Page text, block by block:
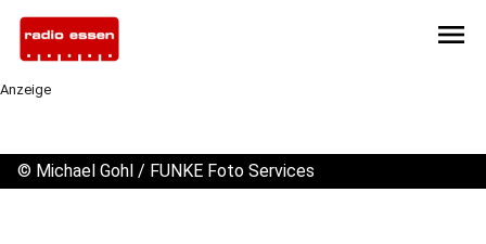
menu
Anzeige
© Michael Gohl / FUNKE Foto Services